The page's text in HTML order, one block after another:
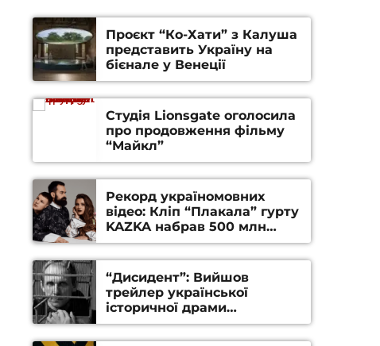
Проєкт “Ко-Хати” з Калуша
представить Україну на
бієнале у Венеції
Студія Lionsgate оголосила
про продовження фільму
“Майкл”
Рекорд україномовних
відео: Кліп “Плакала” гурту
KAZKA набрав 500 млн
переглядів на YouTube
“Дисидент”: Вийшов
трейлер української
історичної драми
Станіслава Гуренка та
Андрія Алфьорова (ВІДЕО)